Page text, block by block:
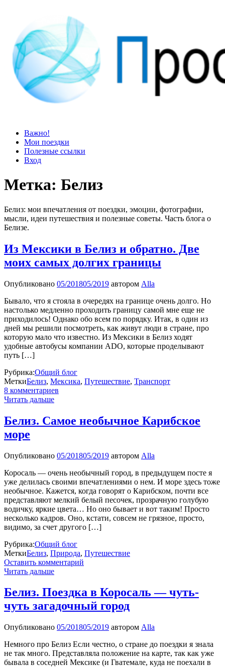
Просто блог
Мир удивительней, чем кажется
Важно!
Мои поездки
Полезные ссылки
Вход
Метка: Белиз
Белиз: мои впечатления от поездки, эмоции, фотографии,
мысли, идеи путешествия и полезные советы. Часть блога о
Белизе.
Из Мексики в Белиз и обратно. Две
моих самых долгих границы
Опубликовано 05/201805/2019 автором Alla
Бывало, что я стояла в очередях на границе очень долго. Но
настолько медленно проходить границу самой мне еще не
приходилось! Однако обо всем по порядку. Итак, в один из
дней мы решили посмотреть, как живут люди в стране, про
которую мало что известно. Из Мексики в Белиз ходят
удобные автобусы компании ADO, которые проделывают
путь […]
Рубрика:Общий блог
МеткиБелиз, Мексика, Путешествие, Транспорт
8 комментариев
Читать дальше
Белиз. Самое необычное Карибское
море
Опубликовано 05/201805/2019 автором Alla
Коросаль — очень необычный город, в предыдущем посте я
уже делилась своими впечатлениями о нем. И море здесь тоже
необычное. Кажется, когда говорят о Карибском, почти все
представляют мелкий белый песочек, прозрачную голубую
водичку, яркие цвета… Но оно бывает и вот таким! Просто
несколько кадров. Оно, кстати, совсем не грязное, просто,
видимо, за счет другого […]
Рубрика:Общий блог
МеткиБелиз, Природа, Путешествие
Оставить комментарий
Читать дальше
Белиз. Поездка в Коросаль — чуть-
чуть загадочный город
Опубликовано 05/201805/2019 автором Alla
Немного про Белиз Если честно, о стране до поездки я знала
не так много. Представляла положение на карте, так как уже
бывала в соседней Мексике (и Гватемале, куда не поехали в